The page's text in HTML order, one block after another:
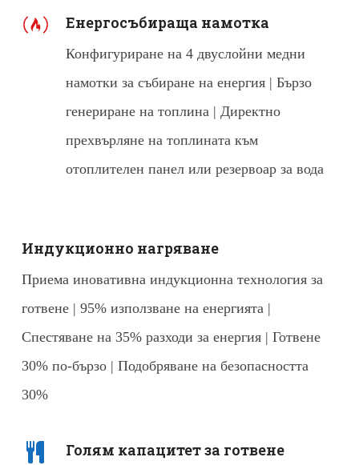
Енергосъбираща намотка
Конфигуриране на 4 двуслойни медни
намотки за събиране на енергия | Бързо
генериране на топлина | Директно
прехвърляне на топлината към
отоплителен панел или резервоар за вода
Индукционно нагряване
Приема иновативна индукционна технология за
готвене | 95% използване на енергията |
Спестяване на 35% разходи за енергия | Готвене
30% по-бързо | Подобряване на безопасността
30%
Голям капацитет за готвене